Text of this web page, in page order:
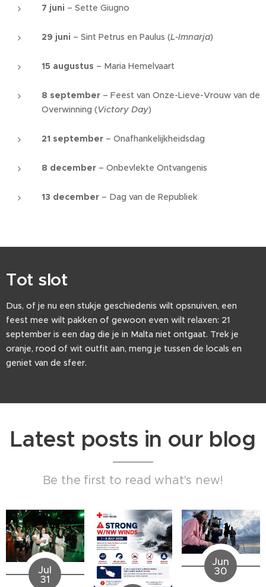
7 juni – Sette Giugno
29 juni – Sint Petrus en Paulus (L-Imnarja)
15 augustus – Maria Hemelvaart
8 september – Feest van Onze-Lieve-Vrouw van de
Overwinning (Victory Day)
21 september – Onafhankelijkheidsdag
8 december – Onbevlekte Ontvangenis
13 december – Dag van de Republiek
Tot slot
Dus, of je nu een stukje geschiedenis wilt opsnuiven, een
feest mee wilt pakken of gewoon even wilt relaxen: 21
september is een dag die je in Malta niet ontgaat. Trek je
oranje, rood of wit outfit aan, meng je tussen de locals en
geniet van de sfeer.
Latest posts in our blog
Be the first to read what's new!
Jul
31
Jun
30